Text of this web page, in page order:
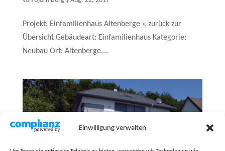
Einwilligung verwalten
Projekt: Einfamilienhaus Altenberge « zurück zur
Übersicht Gebäudeart: Einfamilienhaus Kategorie:
Neubau Ort: Altenberge,...